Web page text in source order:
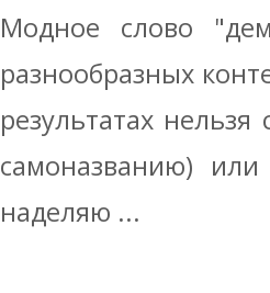
Модное слово
разнообразных
результатах
самоназванию)
наделяю ...